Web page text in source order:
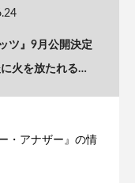
ツ』9月公開決定
火を放たれる…
・アナザー』の情